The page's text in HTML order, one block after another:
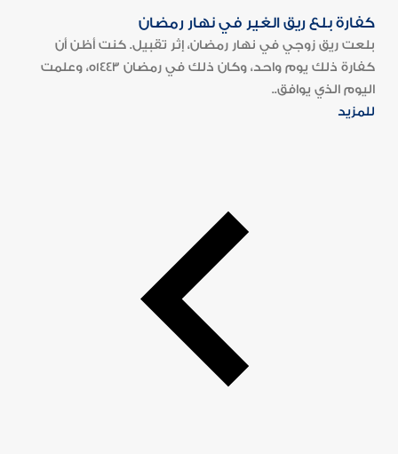
كفارة بلع ريق الغير في نهار رمضان
بلعت ريق زوجي في نهار رمضان، إثر تقبيل. كنت أظن أن
كفارة ذلك يوم واحد، وكان ذلك في رمضان 1443ه، وعلمت
اليوم الذي يوافق..
للمزيد